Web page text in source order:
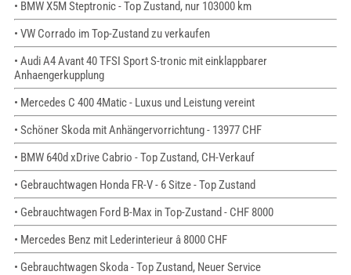
• BMW X5M Steptronic - Top Zustand, nur 103000 km
• VW Corrado im Top-Zustand zu verkaufen
• Audi A4 Avant 40 TFSI Sport S-tronic mit einklappbarer
Anhaengerkupplung
• Mercedes C 400 4Matic - Luxus und Leistung vereint
• Schöner Skoda mit Anhängervorrichtung - 13977 CHF
• BMW 640d xDrive Cabrio - Top Zustand, CH-Verkauf
• Gebrauchtwagen Honda FR-V - 6 Sitze - Top Zustand
• Gebrauchtwagen Ford B-Max in Top-Zustand - CHF 8000
• Mercedes Benz mit Lederinterieur â 8000 CHF
• Gebrauchtwagen Skoda - Top Zustand, Neuer Service